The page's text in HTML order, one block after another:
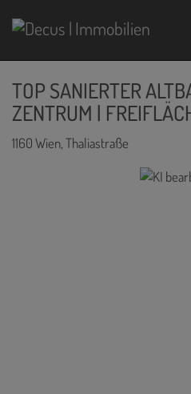
TOP SANIERTER
ZENTRUM |
1160 Wien, Thaliastraße